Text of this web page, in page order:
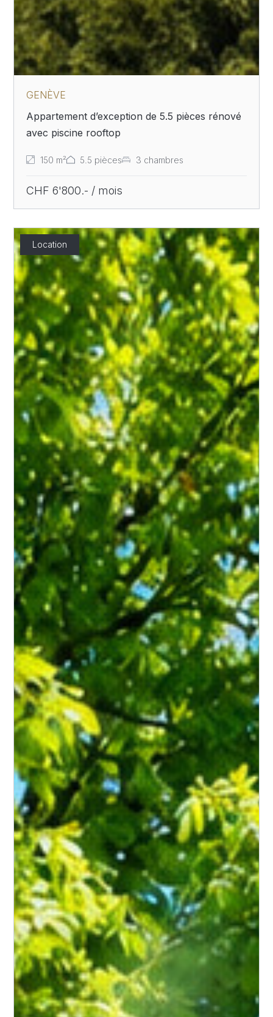
GENÈVE
Appartement d’exception de 5.5 pièces rénové
avec piscine rooftop
150 m² 5.5 pièces 3 chambres
CHF 6'800.- / mois
Location